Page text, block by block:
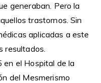
generaban. Pero la
trastornos. Sin
aplicadas a este
resultados.
el Hospital de la
del Mesmerismo